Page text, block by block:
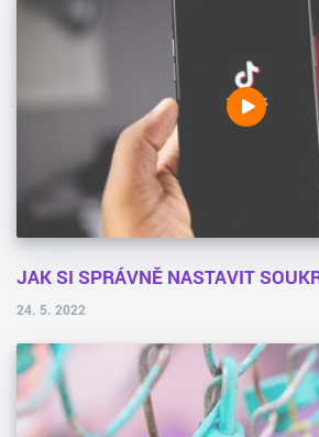
JAK SI SPRÁVNĚ NASTAVIT
24. 5. 2022